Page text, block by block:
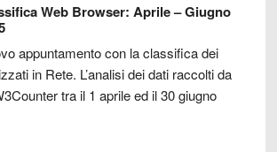
Web Browser: Aprile – Giugno
appuntamento con la classifica dei
in Rete. L’analisi dei dati raccolti da
tra il 1 aprile ed il 30 giugno